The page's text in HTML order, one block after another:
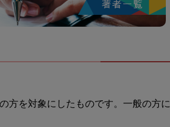
方を対象にしたものです。一般の方